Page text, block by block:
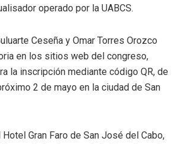
operado por la UABCS.
Ceseña y Omar Torres Orozco
en los sitios web del congreso,
la inscripción mediante código QR, de
2 de mayo en la ciudad de San
Gran Faro de San José del Cabo,